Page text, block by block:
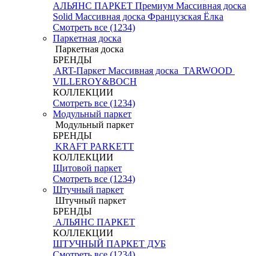
АЛЬЯНС ПАРКЕТ Премиум Массивная доска
Solid Массивная доска Французская Ёлка
Смотреть все (1234)
Паркетная доска
Паркетная доска
БРЕНДЫ
ART-Паркет Массивная доска TARWOOD
VILLEROY&BOCH
КОЛЛЕКЦИИ
Смотреть все (1234)
Модульный паркет
Модульный паркет
БРЕНДЫ
KRAFT PARKETT
КОЛЛЕКЦИИ
Щитовой паркет
Смотреть все (1234)
Штучный паркет
Штучный паркет
БРЕНДЫ
АЛЬЯНС ПАРКЕТ
КОЛЛЕКЦИИ
ШТУЧНЫЙ ПАРКЕТ ДУБ